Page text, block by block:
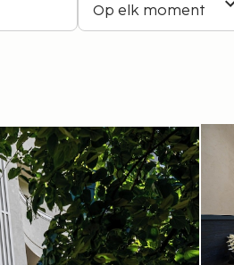
Op elk moment